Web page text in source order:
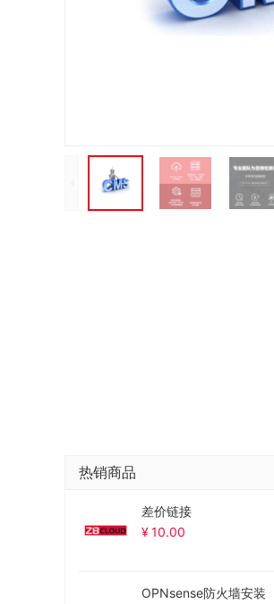
热销商品
差价链接
¥10.00
OPNsense防火墙安装